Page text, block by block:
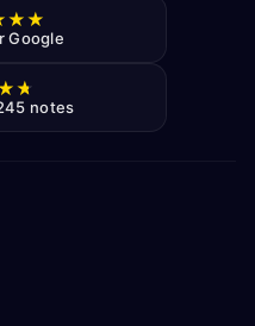
★★
Google
★
notes